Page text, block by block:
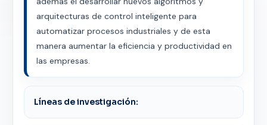
arquitecturas de control inteligente para
automatizar procesos industriales y de esta
manera aumentar la eficiencia y productividad en
las empresas.
Líneas de investigación: